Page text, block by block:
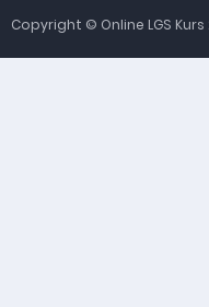
Copyright © Online LGS Kurs